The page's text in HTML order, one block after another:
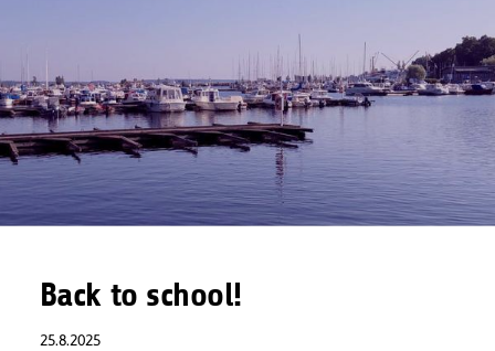
Back to school!
25.8.2025